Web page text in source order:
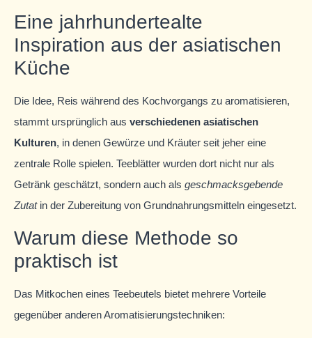
Eine jahrhundertealte
Inspiration aus der asiatischen
Küche
Die Idee, Reis während des Kochvorgangs zu aromatisieren,
stammt ursprünglich aus verschiedenen asiatischen
Kulturen, in denen Gewürze und Kräuter seit jeher eine
zentrale Rolle spielen. Teeblätter wurden dort nicht nur als
Getränk geschätzt, sondern auch als geschmacksgebende
Zutatin der Zubereitung von Grundnahrungsmitteln eingesetzt.
Warum diese Methode so
praktisch ist
Das Mitkochen eines Teebeutels bietet mehrere Vorteile
gegenüber anderen Aromatisierungstechniken: